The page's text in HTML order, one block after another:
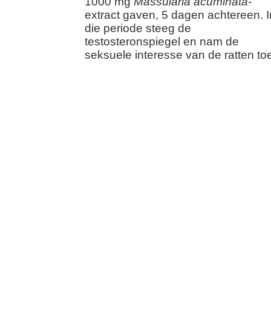
extract gaven, 5 dagen achtereen.
die periode steeg de
testosteronspiegel en nam de
seksuele interesse van de ratten